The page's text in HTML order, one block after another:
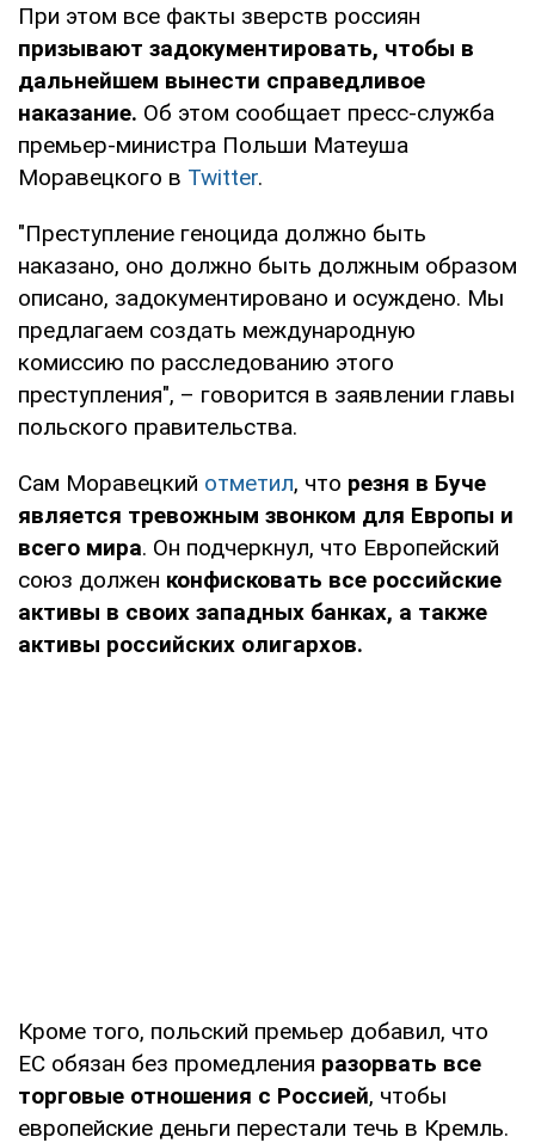
При этом все факты зверств россиян
призывают задокументировать, чтобы в
дальнейшем вынести справедливое
наказание. Об этом сообщает пресс-служба
премьер-министра Польши Матеуша
Моравецкого в Twitter.
"Преступление геноцида должно быть
наказано, оно должно быть должным образом
описано, задокументировано и осуждено. Мы
предлагаем создать международную
комиссию по расследованию этого
преступления", – говорится в заявлении главы
польского правительства.
Сам Моравецкий отметил, что резня в Буче
является тревожным звонком для Европы и
всего мира. Он подчеркнул, что Европейский
союз должен конфисковать все российские
активы в своих западных банках, а также
активы российских олигархов.
Кроме того, польский премьер добавил, что
ЕС обязан без промедления разорвать все
торговые отношения с Россией, чтобы
европейские деньги перестали течь в Кремль.